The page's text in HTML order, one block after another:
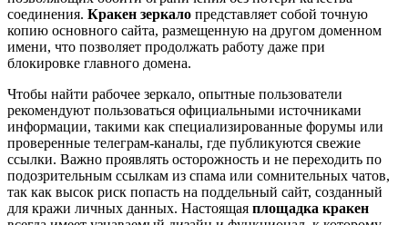
соединения. Кракен зеркало представляет собой точную
копию основного сайта, размещенную на другом доменном
имени, что позволяет продолжать работу даже при
блокировке главного домена.
Чтобы найти рабочее зеркало, опытные пользователи
рекомендуют пользоваться официальными источниками
информации, такими как специализированные форумы или
проверенные телеграм-каналы, где публикуются свежие
ссылки. Важно проявлять осторожность и не переходить по
подозрительным ссылкам из спама или сомнительных чатов,
так как высок риск попасть на поддельный сайт, созданный
для кражи личных данных. Настоящая площадка кракен